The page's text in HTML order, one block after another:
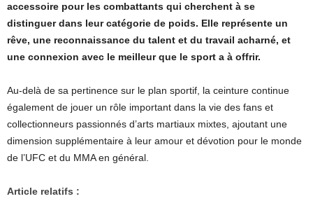
accessoire pour les combattants qui cherchent à se
distinguer dans leur catégorie de poids. Elle représente un
rêve, une reconnaissance du talent et du travail acharné, et
une connexion avec le meilleur que le sport a à offrir.
Au-delà de sa pertinence sur le plan sportif, la ceinture continue
également de jouer un rôle important dans la vie des fans et
collectionneurs passionnés d’arts martiaux mixtes, ajoutant une
dimension supplémentaire à leur amour et dévotion pour le monde
de l’UFC et du MMA en général.
Article relatifs :